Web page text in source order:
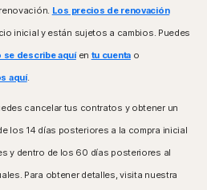
Los precios de renovación
inicial y están sujetos a cambios. Puedes
se describe aquíen tu cuentao
aquí.
cancelar tus contratos y obtener un
los 14 días posteriores a la compra inicial
y dentro de los 60 días posteriores al
Para obtener detalles, visita nuestra